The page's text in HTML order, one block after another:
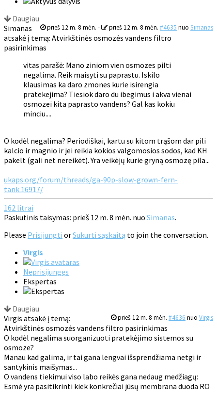
Daugiau
prieš 12 m. 8 mėn. - prieš 12 m. 8 mėn. #4635 nuo Simanas
Simanas
atsakė į temą: Atvirkštinės osmozės vandens filtro
pasirinkimas
vitas parašė: Mano ziniom vien osmozes pilti
negalima. Reik maisyti su paprastu. Iskilo
klausimas ka daro zmones kurie isirengia
pratekejima? Tiesiok daro du ibegimus i akva vienai
osmozei kita paprasto vandens? Gal kas kokiu
minciu....
O kodėl negalima? Periodiškai, kartu su kitom trąšom dar pili
kalcio ir magnio ir jei reikia kokios valgomosios sodos, kad KH
pakelt (gali net nereikėt). Yra veikėjų kurie gryną osmozę pila...
ukaps.org/forum/threads/ga-90p-slow-grown-fern-
tank.16917/
162 litrai
Paskutinis taisymas: prieš 12 m. 8 mėn. nuo Simanas.
Please Prisijungti orSukurti sąskaitą to join the conversation.
Virgis
Neprisijungęs
Ekspertas
Daugiau
prieš 12 m. 8 mėn. #4636 nuo Virgis
Virgis atsakė į temą:
Atvirkštinės osmozės vandens filtro pasirinkimas
O kodėl negalima suorganizuoti pratekėjimo sistemos su
osmoze?
Manau kad galima, ir tai gana lengvai išsprendžiama netgi ir
santykinis maišymas...
O vandens tiekimui viso labo reikės gana nedaug medžiagų:
Esmė yra pasitikrinti kiek konkrečiai jūsų membrana duoda RO